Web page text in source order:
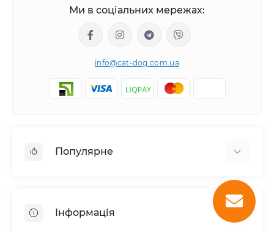
Ми в соціальних мережах:
info@cat-dog.com.ua
Популярне
Вологий корм для котів
Інформація